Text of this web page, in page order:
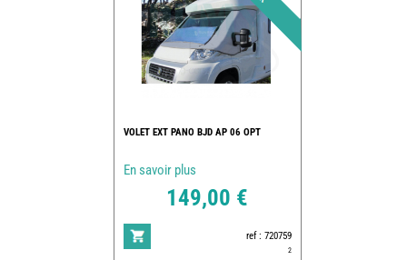
VOLET EXT PANO BJD AP 06 OPT
En savoir plus
149,00 €
ref : 720759
2